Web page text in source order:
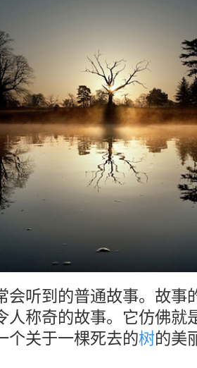
会听到的普通故事。故事
人称奇的故事。它仿佛就
个关于一棵死去的树的美